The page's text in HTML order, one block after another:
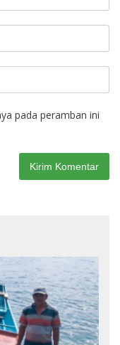
pada peramban ini